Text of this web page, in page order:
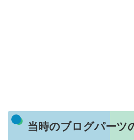
当時のブログパーツ